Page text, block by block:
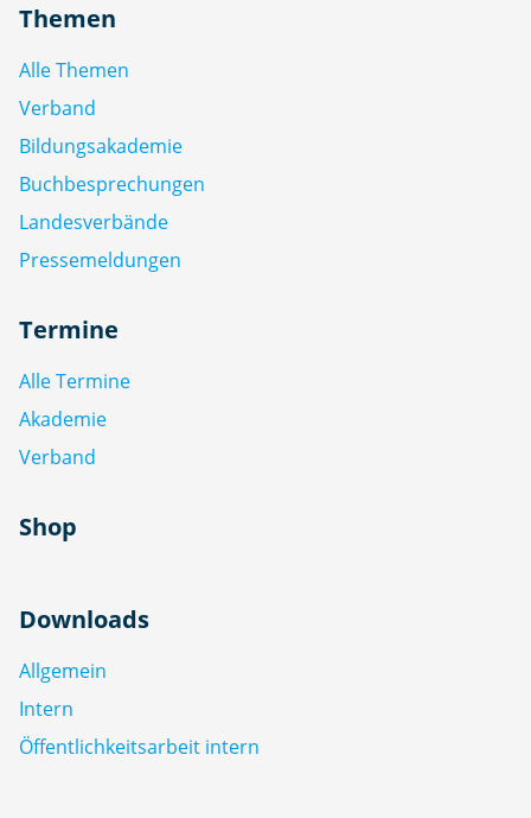
Themen
Alle Themen
Verband
Bildungsakademie
Buchbesprechungen
Landesverbände
Pressemeldungen
Termine
Alle Termine
Akademie
Verband
Shop
Downloads
Allgemein
Intern
Öffentlichkeitsarbeit intern